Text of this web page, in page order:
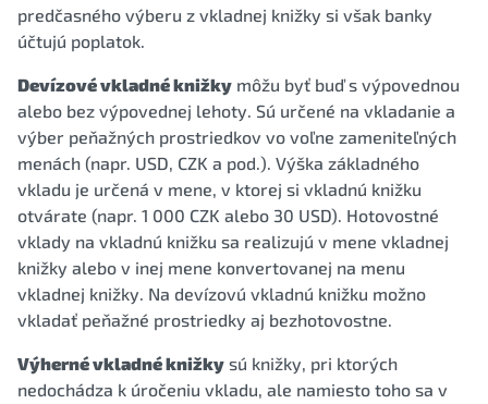
predčasného výberu z vkladnej knižky si však banky
účtujú poplatok.
Devízové vkladné knižky môžu byť buď s výpovednou
alebo bez výpovednej lehoty. Sú určené na vkladanie a
výber peňažných prostriedkov vo voľne zameniteľných
menách (napr. USD, CZK a pod.). Výška základného
vkladu je určená v mene, v ktorej si vkladnú knižku
otvárate (napr. 1 000 CZK alebo 30 USD). Hotovostné
vklady na vkladnú knižku sa realizujú v mene vkladnej
knižky alebo v inej mene konvertovanej na menu
vkladnej knižky. Na devízovú vkladnú knižku možno
vkladať peňažné prostriedky aj bezhotovostne.
Výherné vkladné knižky sú knižky, pri ktorých
nedochádza k úročeniu vkladu, ale namiesto toho sa v